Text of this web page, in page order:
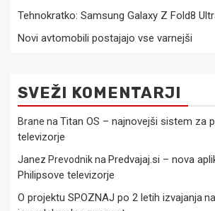
Tehnokratko: Samsung Galaxy Z Fold8
Novi avtomobili postajajo vse varnejši
SVEŽI KOMENTARJI
Brane na Titan OS – najnovejši sistem za
televizorje
Janez Prevodnikna Predvajaj.si – nova
Philipsove televizorje
O projektu SPOZNAJ po 2 letih izvajanjana